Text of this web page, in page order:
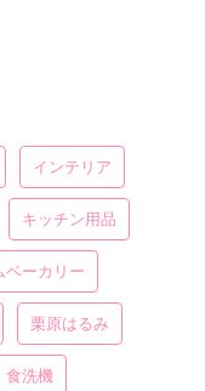
インテリア
キッチン用品
ベーカリー
栗原はるみ
食洗機